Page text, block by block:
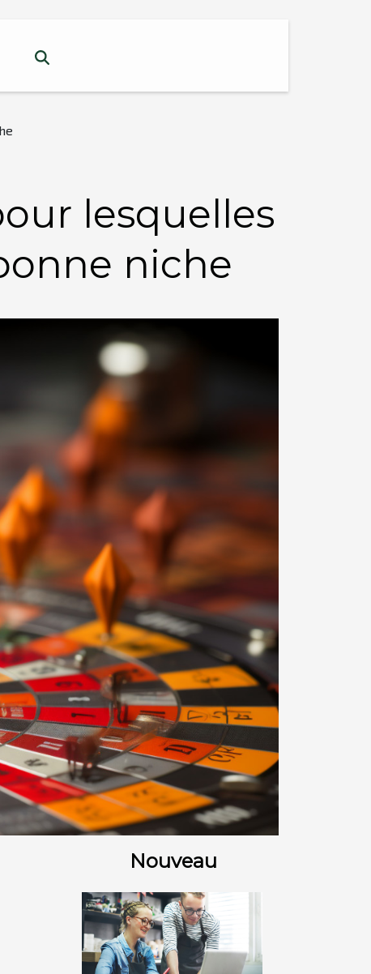
lesquelles
niche
Nouveau